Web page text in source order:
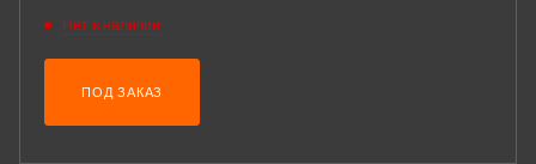
Нет в наличии
ПОД ЗАКАЗ